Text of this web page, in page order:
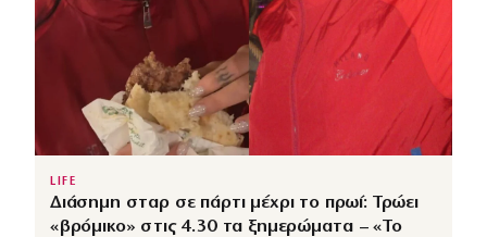
LIFE
Διάσημη σταρ σε πάρτι μέχρι το πρωί: Τρώει
«βρόμικο» στις 4.30 τα ξημερώματα – «Το